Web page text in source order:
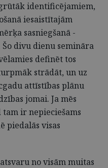
identificējamiem,
iesaistītajām
sasniegšanā -
divu dienu semināra
definēt tos
strādāt, un uz
attīstības plānu
jomai. Ja mēs
ir nepieciešams
piedalās visas
no visām muitas